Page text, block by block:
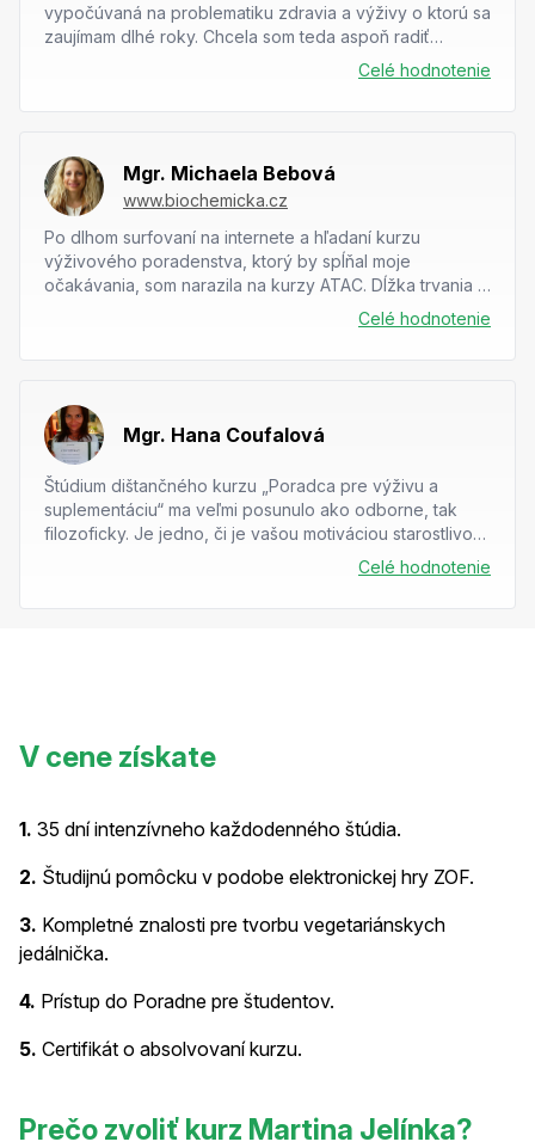
vypočúvaná na problematiku zdravia a výživy o ktorú sa
zaujímam dlhé roky. Chcela som teda aspoň radiť
Celé hodnotenie
Mgr. Michaela Bebová
www.biochemicka.cz
Po dlhom surfovaní na internete a hľadaní kurzu
výživového poradenstva, ktorý by spĺňal moje
očakávania, som narazila na kurzy ATAC. Dĺžka trvania 6
mesiacov ma najprv nadchla, potom trochu vystrašila,...
Celé hodnotenie
Mgr. Hana Coufalová
Štúdium dištančného kurzu „Poradca pre výživu a
suplementáciu“ ma veľmi posunulo ako odborne, tak
filozoficky. Je jedno, či je vašou motiváciou starostlivosti
o vlastné zdravie a zdravie blízkych alebo či...Celé hodnotenie
V cene získate
1. 35 dní intenzívneho každodenného štúdia.
2. Študijnú pomôcku v podobe elektronickej hry ZOF.
3. Kompletné znalosti pre tvorbu vegetariánskych
jedálnička.
4. Prístup do Poradne pre študentov.
5. Certifikát o absolvovaní kurzu.
Prečo zvoliť kurz Martina Jelínka?